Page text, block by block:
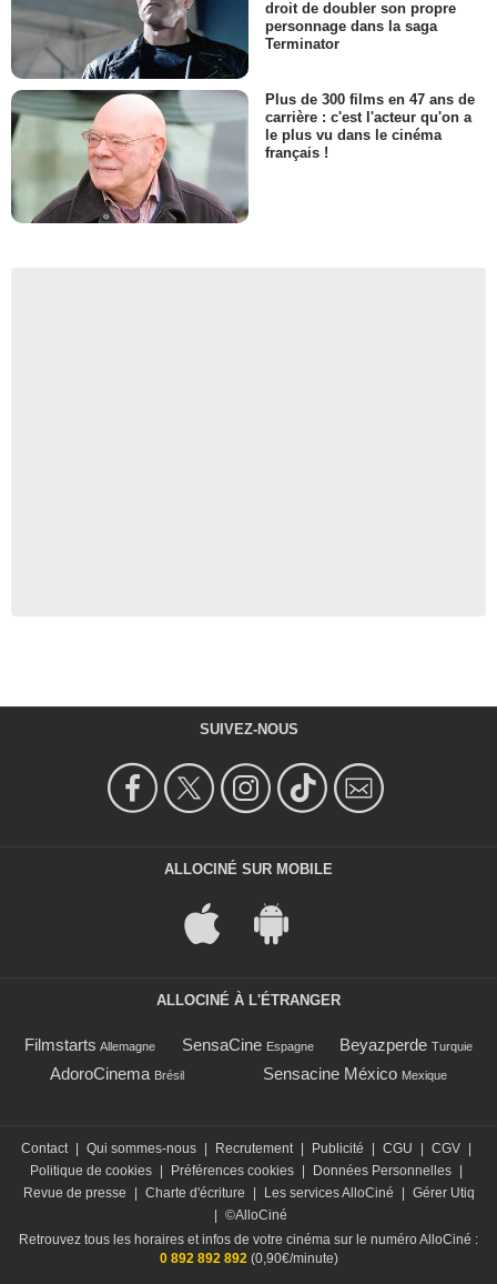
droit de doubler son propre
personnage dans la saga
Terminator
Plus de 300 films en 47 ans de
carrière : c'est l'acteur qu'on a
le plus vu dans le cinéma
français !
SUIVEZ-NOUS
ALLOCINÉ SUR MOBILE
ALLOCINÉ À L'ÉTRANGER
Filmstarts Allemagne SensaCine Espagne Beyazperde Turquie
AdoroCinema Brésil Sensacine México Mexique
Contact Qui sommes-nous Recrutement Publicité CGU CGV
Politique de cookies
Préférences cookies Données Personnelles
Revue de presse
Charte d'écriture Les services AlloCiné
Gérer Utiq
©AlloCiné
Retrouvez tous les horaires et infos de votre cinéma sur le numéro AlloCiné :
0 892 892 892(0,90€/minute)